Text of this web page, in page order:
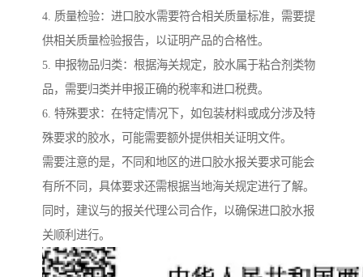
4. 质量检验：进口胶水需要符合相关质量标准，需要提
供相关质量检验报告，以证明产品的合格性。
5. 申报物品归类：根据海关规定，胶水属于粘合剂类物
品，需要归类并申报正确的税率和进口税费。
6. 特殊要求：在特定情况下，如包装材料或成分涉及特
殊要求的胶水，可能需要额外提供相关证明文件。
需要注意的是，不同和地区的进口胶水报关要求可能会
有所不同，具体要求还需根据当地海关规定进行了解。
同时，建议与的报关代理公司合作，以确保进口胶水报
关顺利进行。